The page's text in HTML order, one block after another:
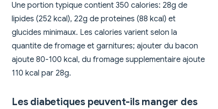
Une portion typique contient 350 calories: 28g de
lipides (252 kcal), 22g de proteines (88 kcal) et
glucides minimaux. Les calories varient selon la
quantite de fromage et garnitures; ajouter du bacon
ajoute 80-100 kcal, du fromage supplementaire ajoute
110 kcal par 28g.
Les diabetiques peuvent-ils manger des